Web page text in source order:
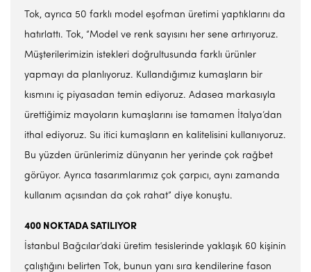
Tok, ayrıca 50 farklı model eşofman üretimi yaptıklarını da
hatırlattı. Tok, “Model ve renk sayısını her sene artırıyoruz.
Müşterilerimizin istekleri doğrultusunda farklı ürünler
yapmayı da planlıyoruz. Kullandığımız kumaşların bir
kısmını iç piyasadan temin ediyoruz. Adasea markasıyla
ürettiğimiz mayoların kumaşlarını ise tamamen İtalya’dan
ithal ediyoruz. Su itici kumaşların en kalitelisini kullanıyoruz.
Bu yüzden ürünlerimiz dünyanın her yerinde çok rağbet
görüyor. Ayrıca tasarımlarımız çok çarpıcı, aynı zamanda
kullanım açısından da çok rahat” diye konuştu.
400 NOKTADA SATILIYOR
İstanbul Bağcılar’daki üretim tesislerinde yaklaşık 60 kişinin
çalıştığını belirten Tok, bunun yanı sıra kendilerine fason